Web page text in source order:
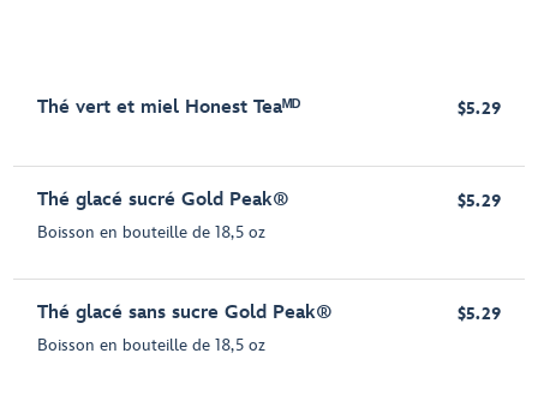
Thé vert et miel Honest Teaᴹᴰ $5.29
Thé glacé sucré Gold Peak®
Boisson en bouteille de 18,5 oz
$5.29
Thé glacé sans sucre Gold Peak®
Boisson en bouteille de 18,5 oz
$5.29